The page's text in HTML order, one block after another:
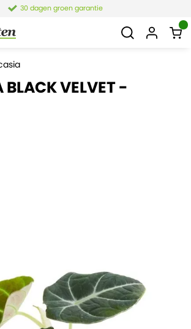
30 dagen groen garantie
BLACK VELVET -